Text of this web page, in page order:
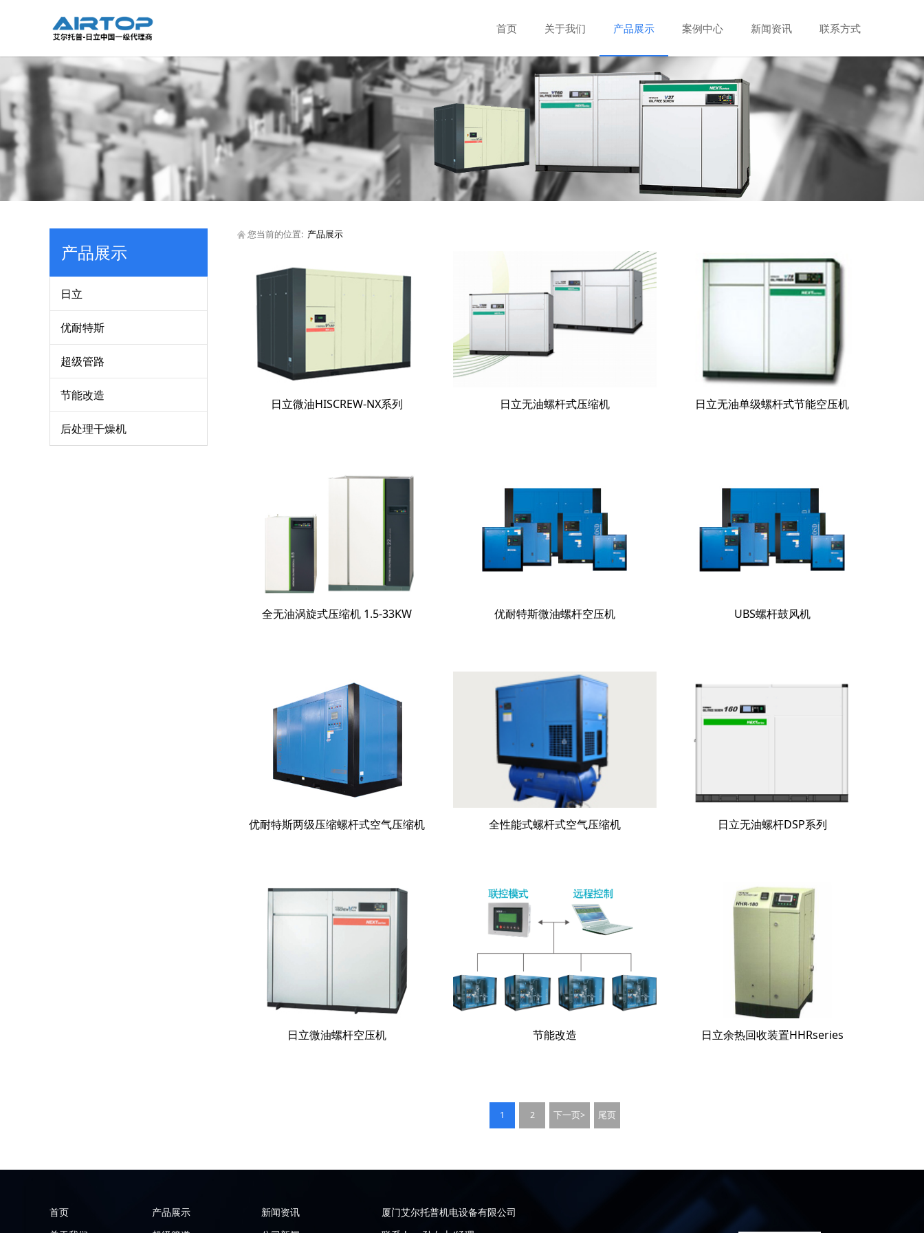
首页 关于我们 产品展示 案例中心 新闻资讯 联系方式
产品展示
日立
优耐特斯
超级管路
节能改造
后处理干燥机
您当前的位置: 产品展示
日立微油HISCREW-NX系列 日立无油螺杆式压缩机 日立无油单级螺杆式节能空压机
全无油涡旋式压缩机 1.5-33KW 优耐特斯微油螺杆空压机 UBS螺杆鼓风机
优耐特斯两级压缩螺杆式空气压缩机 全性能式螺杆式空气压缩机 日立无油螺杆DSP系列
日立微油螺杆空压机 节能改造 日立余热回收装置HHRseries
1 2 下一页> 尾页
首页
产品展示
新闻资讯
厦门艾尔托普机电设备有限公司